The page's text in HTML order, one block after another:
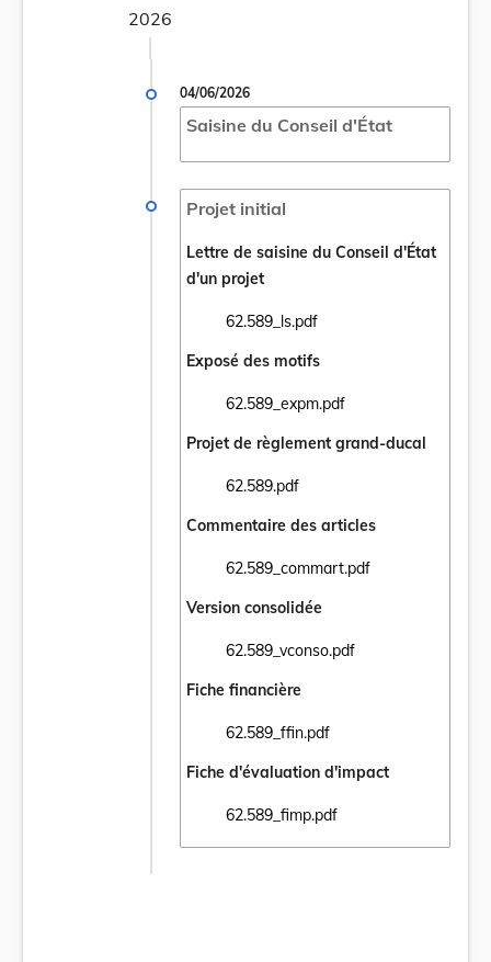
2026
04/06/2026
Saisine du Conseil d'État
Projet initial
Lettre de saisine du Conseil d'État
d'un projet
62.589_ls.pdf
Ouvrir le document 62.589_ls.pdf dans un
Exposé des motifs
62.589_expm.pdf
Ouvrir le document 62.589_expm.pdf
Projet de règlement grand-ducal
62.589.pdf
Ouvrir le document 62.589.pdf dans un
Commentaire des articles
62.589_commart.pdf
Ouvrir le document 62.589_commart.pdf
Version consolidée
62.589_vconso.pdf
Ouvrir le document 62.589_vconso.pdf
Fiche financière
62.589_ffin.pdf
Ouvrir le document 62.589_ffin.pdf dans
Fiche d'évaluation d'impact
62.589_fimp.pdf
Ouvrir le document 62.589_fimp.pdf dans